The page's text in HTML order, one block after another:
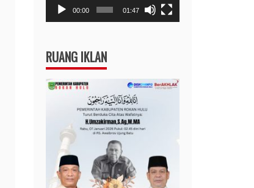
00:00 01:47
RUANG IKLAN